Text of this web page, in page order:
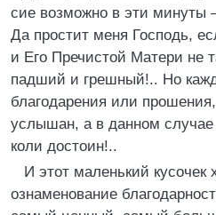
сие возможно в эти минуты
Да простит меня Господь,
и Его Пречистой Матери не
падший и грешный!.. Но
благодарения или
услышан, а в данном
коли достоин!..
И этот маленький кусочек
ознаменование